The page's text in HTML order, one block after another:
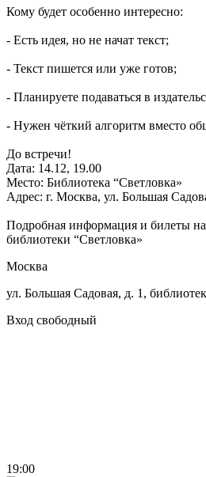
Кому будет особенно интересно:
- Есть идея, но не начат текст;
- Текст пишется или уже готов;
- Планируете подаваться в
- Нужен чёткий алгоритм вместо
До встречи!
Дата: 14.12, 19.00
Место: Библиотека “Светловка»
Адрес: г. Москва, ул. Большая
Подробная информация и билеты на
библиотеки “Светловка»
Москва
ул. Большая Садовая, д. 1,
Вход свободный
19:00